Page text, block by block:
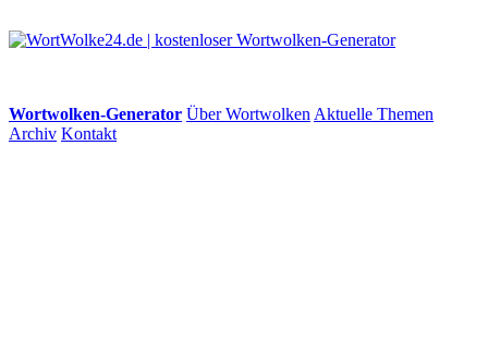
Wortwolken-Generator Über Wortwolken Aktuelle Themen
Archiv Kontakt